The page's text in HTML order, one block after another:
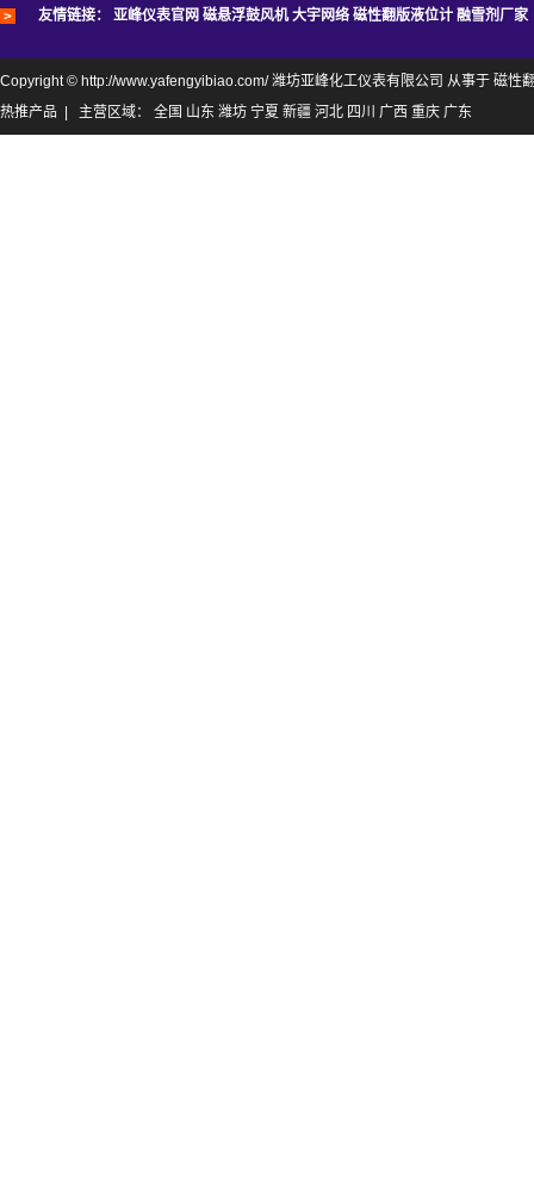
友情链接： 亚峰仪表官网 磁悬浮鼓风机大宇网络 磁性翻版液位计 融雪剂厂家
Copyright © http://www.yafengyibiao.com/ 潍坊亚峰化工仪表有限公司 从事于 磁性
热推产品 | 主营区域： 全国 山东 潍坊 宁夏 新疆 河北 四川 广西 重庆 广东